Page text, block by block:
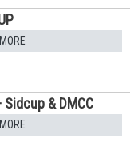
& DMCC